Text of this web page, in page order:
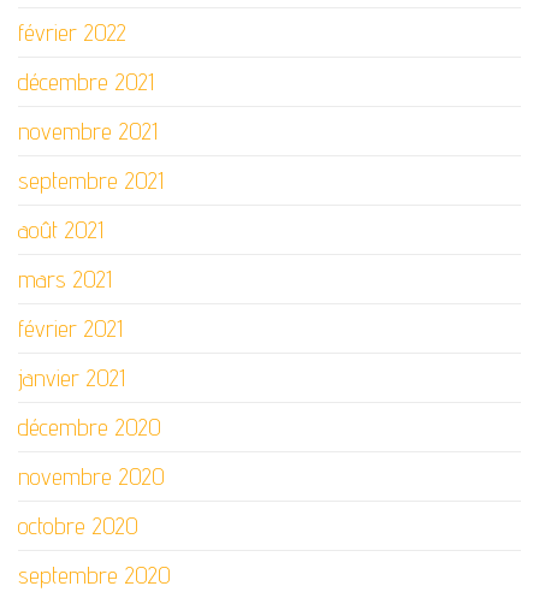
février 2022
décembre 2021
novembre 2021
septembre 2021
août 2021
mars 2021
février 2021
janvier 2021
décembre 2020
novembre 2020
octobre 2020
septembre 2020